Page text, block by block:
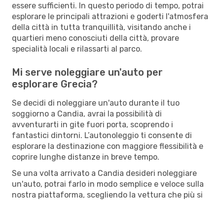
essere sufficienti. In questo periodo di tempo, potrai
esplorare le principali attrazioni e goderti l'atmosfera
della città in tutta tranquillità, visitando anche i
quartieri meno conosciuti della città, provare
specialità locali e rilassarti al parco.
Mi serve noleggiare un'auto per
esplorare Grecia?
Se decidi di noleggiare un'auto durante il tuo
soggiorno a Candia, avrai la possibilità di
avventurarti in gite fuori porta, scoprendo i
fantastici dintorni. L’autonoleggio ti consente di
esplorare la destinazione con maggiore flessibilità e
coprire lunghe distanze in breve tempo.
Se una volta arrivato a Candia desideri noleggiare
un'auto, potrai farlo in modo semplice e veloce sulla
nostra piattaforma, scegliendo la vettura che più si